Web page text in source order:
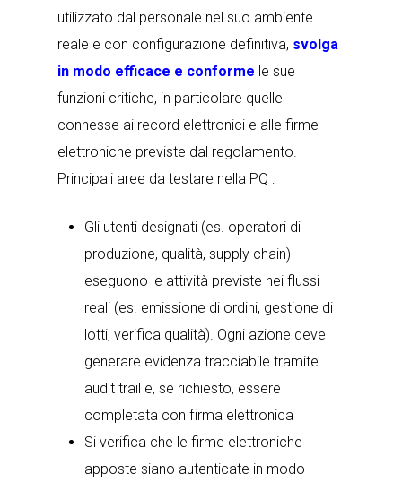
utilizzato dal personale nel suo ambiente
reale e con configurazione definitiva, svolga
in modo efficace e conforme le sue
funzioni critiche, in particolare quelle
connesse ai record elettronici e alle firme
elettroniche previste dal regolamento.
Principali aree da testare nella PQ :
Gli utenti designati (es. operatori di
produzione, qualità, supply chain)
eseguono le attività previste nei flussi
reali (es. emissione di ordini, gestione di
lotti, verifica qualità). Ogni azione deve
generare evidenza tracciabile tramite
audit trail e, se richiesto, essere
completata con firma elettronica
Si verifica che le firme elettroniche
apposte siano autenticate in modo